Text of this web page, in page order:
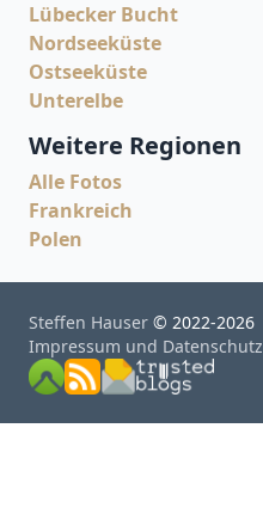
Lübecker Bucht
Nordseeküste
Ostseeküste
Unterelbe
Weitere Regionen
Alle Fotos
Frankreich
Polen
Steffen Hauser © 2022-2026
Impressum und Datenschutz